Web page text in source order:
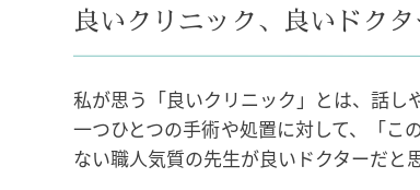
良いクリニック、良いドク
私が思う「良いクリニック」とは、話し
一つひとつの手術や処置に対して、「こ
ない職人気質の先生が良いドクターだと